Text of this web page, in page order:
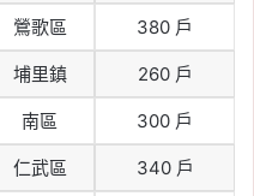
鶯歌區 380 戶
埔里鎮 260 戶
南區 300 戶
仁武區 340 戶